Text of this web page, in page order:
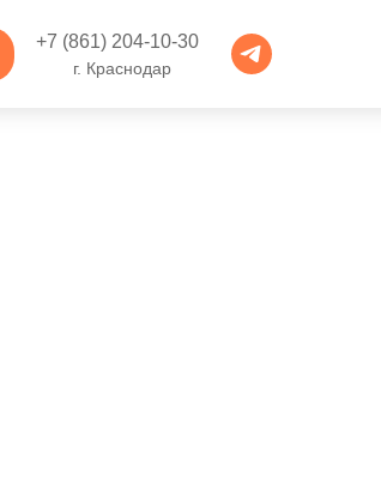
+7 (861) 204-10-30
г. Краснодар